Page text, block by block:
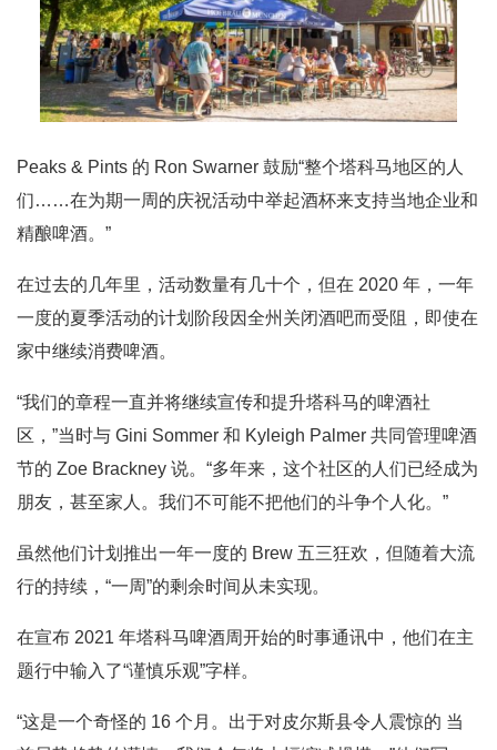
Peaks & Pints 的 Ron Swarner 鼓励“整个塔科马地区的人
们……在为期一周的庆祝活动中举起酒杯来支持当地企业和
精酿啤酒。”
在过去的几年里，活动数量有几十个，但在 2020 年，一年
一度的夏季活动的计划阶段因全州关闭酒吧而受阻，即使在
家中继续消费啤酒。
“我们的章程一直并将继续宣传和提升塔科马的啤酒社
区，”当时与 Gini Sommer 和 Kyleigh Palmer 共同管理啤酒
节的 Zoe Brackney 说。“多年来，这个社区的人们已经成为
朋友，甚至家人。我们不可能不把他们的斗争个人化。”
虽然他们计划推出一年一度的 Brew 五三狂欢，但随着大流
行的持续，“一周”的剩余时间从未实现。
在宣布 2021 年塔科马啤酒周开始的时事通讯中，他们在主
题行中输入了“谨慎乐观”字样。
“这是一个奇怪的 16 个月。出于对皮尔斯县令人震惊的 当